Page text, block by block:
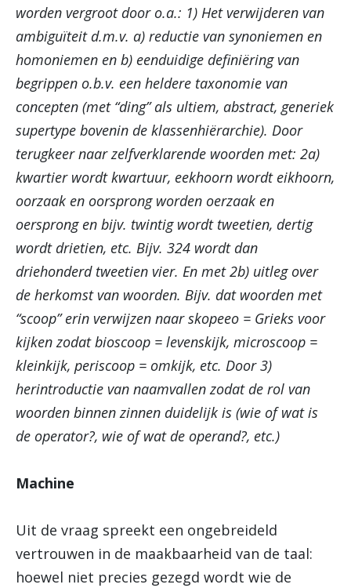
worden vergroot door o.a.: 1) Het verwijderen van
ambiguïteit d.m.v. a) reductie van synoniemen en
homoniemen en b) eenduidige definiëring van
begrippen o.b.v. een heldere taxonomie van
concepten (met “ding” als ultiem, abstract, generiek
supertype bovenin de klassenhiërarchie). Door
terugkeer naar zelfverklarende woorden met: 2a)
kwartier wordt kwartuur, eekhoorn wordt eikhoorn,
oorzaak en oorsprong worden oerzaak en
oersprong en bijv. twintig wordt tweetien, dertig
wordt drietien, etc. Bijv. 324 wordt dan
driehonderd tweetien vier. En met 2b) uitleg over
de herkomst van woorden. Bijv. dat woorden met
“scoop” erin verwijzen naar skopeeo = Grieks voor
kijken zodat bioscoop = levenskijk, microscoop =
kleinkijk, periscoop = omkijk, etc. Door 3)
herintroductie van naamvallen zodat de rol van
woorden binnen zinnen duidelijk is (wie of wat is
de operator?, wie of wat de operand?, etc.)
Machine
Uit de vraag spreekt een ongebreideld
vertrouwen in de maakbaarheid van de taal:
hoewel niet precies gezegd wordt wie de